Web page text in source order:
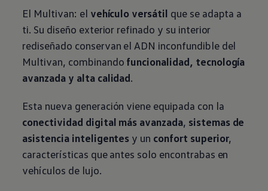
El Multivan: el vehículo versátil que se adapta a
ti. Su diseño exterior refinado y su interior
rediseñado conservan el ADN inconfundible del
Multivan, combinando funcionalidad, tecnología
avanzada y alta calidad.
Esta nueva generación viene equipada con la
conectividad digital más avanzada, sistemas de
asistencia inteligentes y un confort superior,
características que antes solo encontrabas en
vehículos de lujo.